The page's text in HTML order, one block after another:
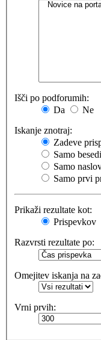
Išči po podforumih:
Da
Ne
Iskanje znotraj:
Zadeve
Samo
Samo
Samo prvi
Prikaži rezultate kot:
Prispevkov
Razvrsti rezultate po:
Omejitev iskanja na
Vrni prvih: